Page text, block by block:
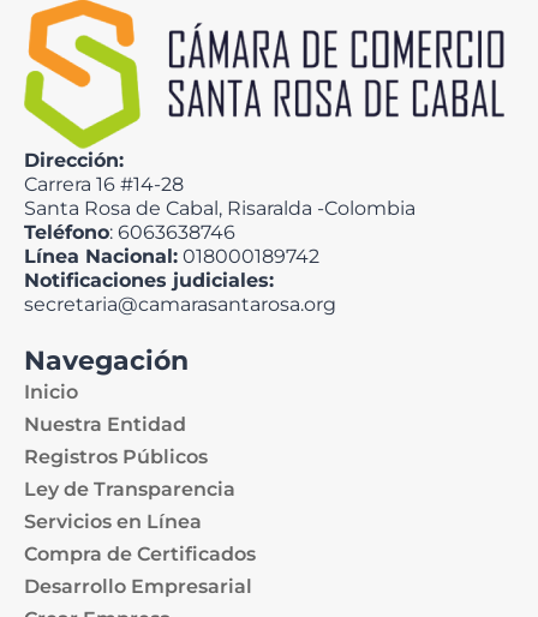
Dirección:
Carrera 16 #14-28
Santa Rosa de Cabal, Risaralda -Colombia
Teléfono: 6063638746
Línea Nacional: 018000189742
Notificaciones judiciales:
secretaria@camarasantarosa.org
Navegación
Inicio
Nuestra Entidad
Registros Públicos
Ley de Transparencia
Servicios en Línea
Compra de Certificados
Desarrollo Empresarial